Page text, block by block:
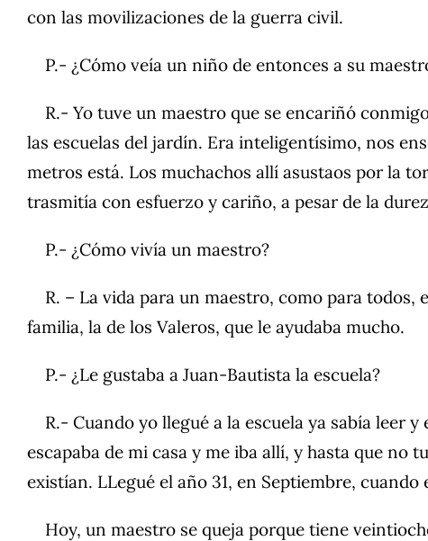
con las movilizaciones de la guerra civil.
P.- ¿Cómo veía un niño de entonces a su
R.- Yo tuve un maestro que se encariñó
las escuelas del jardín. Era inteligentísimo, nos
metros está. Los muchachos allí asustaos por la
trasmitía con esfuerzo y cariño, a pesar de la
P.- ¿Cómo vivía un maestro?
R. – La vida para un maestro, como para todos,
familia, la de los Valeros, que le ayudaba mucho.
P.- ¿Le gustaba a Juan-Bautista la escuela?
R.- Cuando yo llegué a la escuela ya sabía leer
escapaba de mi casa y me iba allí, y hasta que no
existían. LLegué el año 31, en Septiembre,
Hoy, un maestro se queja porque tiene